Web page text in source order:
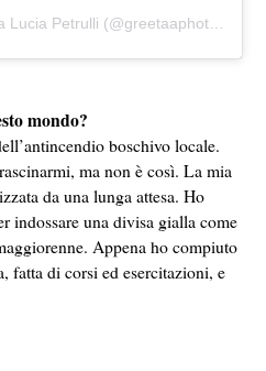
Un post condiviso da Greta Lucia Petrulli (@greetaaphotodi)
mondo?
boschivo locale.
ma non è così. La mia
da una lunga attesa. Ho
indossare una divisa gialla come
Appena ho compiuto
fatta di corsi ed esercitazioni, e